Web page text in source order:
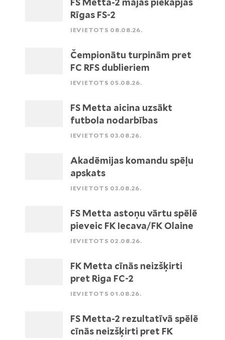
FS Metta-2 mājās piekāpjas
Rīgas FS-2
IEVIETOTS 08.08.26.
Čempionātu turpinām pret
FC RFS dublieriem
IEVIETOTS 05.08.26.
FS Metta aicina uzsākt
futbola nodarbības
IEVIETOTS 03.08.26.
Akadēmijas komandu spēļu
apskats
IEVIETOTS 03.08.26.
FS Metta astoņu vārtu spēlē
pieveic FK Iecava/FK Olaine
IEVIETOTS 02.08.26.
FK Metta cīnās neizšķirti
pret Riga FC-2
IEVIETOTS 01.08.26.
FS Metta-2 rezultatīvā spēlē
cīnās neizšķirti pret FK